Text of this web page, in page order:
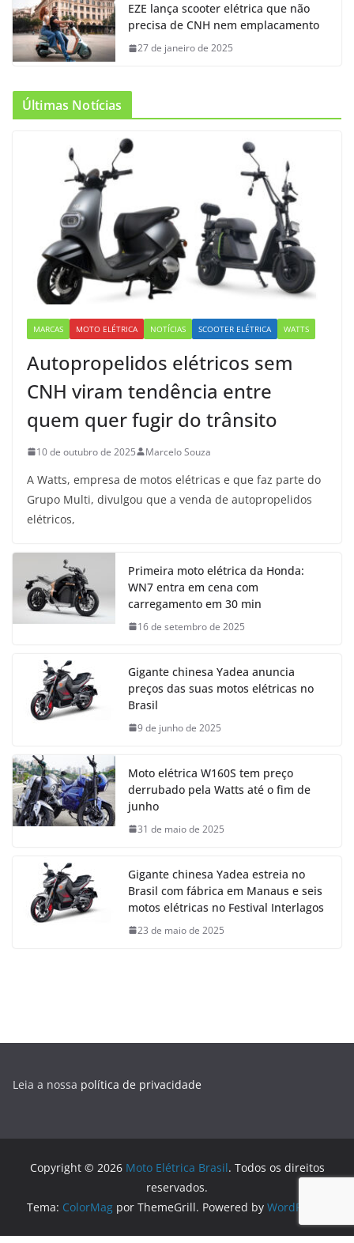
EZE lança scooter elétrica que não
precisa de CNH nem emplacamento
27 de janeiro de 2025
Últimas Notícias
MARCAS MOTO ELÉTRICA NOTÍCIAS SCOOTER ELÉTRICA WATTS
Autopropelidos elétricos sem
CNH viram tendência entre
quem quer fugir do trânsito
10 de outubro de 2025 Marcelo Souza
A Watts, empresa de motos elétricas e que faz parte do
Grupo Multi, divulgou que a venda de autopropelidos
elétricos,
Primeira moto elétrica da Honda:
WN7 entra em cena com
carregamento em 30 min
16 de setembro de 2025
Gigante chinesa Yadea anuncia
preços das suas motos elétricas no
Brasil
9 de junho de 2025
Moto elétrica W160S tem preço
derrubado pela Watts até o fim de
junho
31 de maio de 2025
Gigante chinesa Yadea estreia no
Brasil com fábrica em Manaus e seis
motos elétricas no Festival Interlagos
23 de maio de 2025
Leia a nossa política de privacidade
Copyright © 2026 Moto Elétrica Brasil. Todos os direitos
reservados.
Tema: ColorMag por ThemeGrill. Powered by WordPress